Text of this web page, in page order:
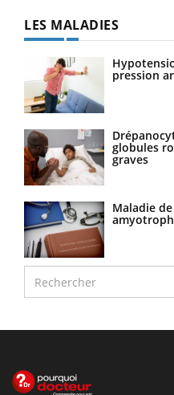
LES MALADIES
pression
globules
graves
Maladie